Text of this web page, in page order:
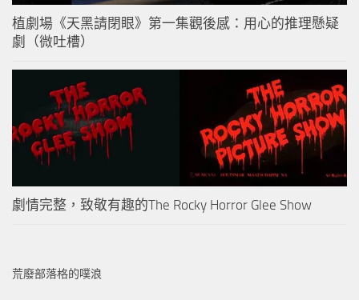
植劇場《天黑請閉眼》第一集觀後感：用心的推理懸疑
劇（微吐槽）
劇情完整，致敬有趣的The Rocky Horror Glee Show
荒廢部落格的噗浪